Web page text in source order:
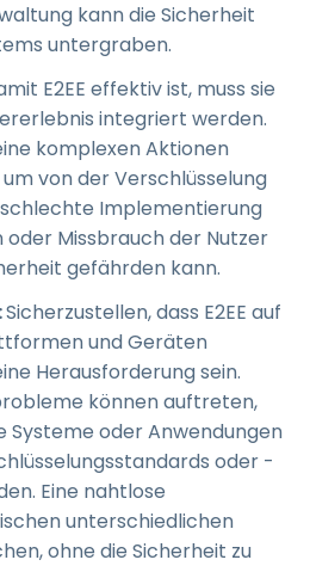
kann die Sicherheit
untergraben.
E2EE effektiv ist, muss sie
integriert werden.
komplexen Aktionen
von der Verschlüsselung
Implementierung
oder Missbrauch der Nutzer
gefährden kann.
Sicherzustellen, dass E2EE auf
und Geräten
Herausforderung sein.
können auftreten,
Systeme oder Anwendungen
oder -
Eine nahtlose
unterschiedlichen
ohne die Sicherheit zu